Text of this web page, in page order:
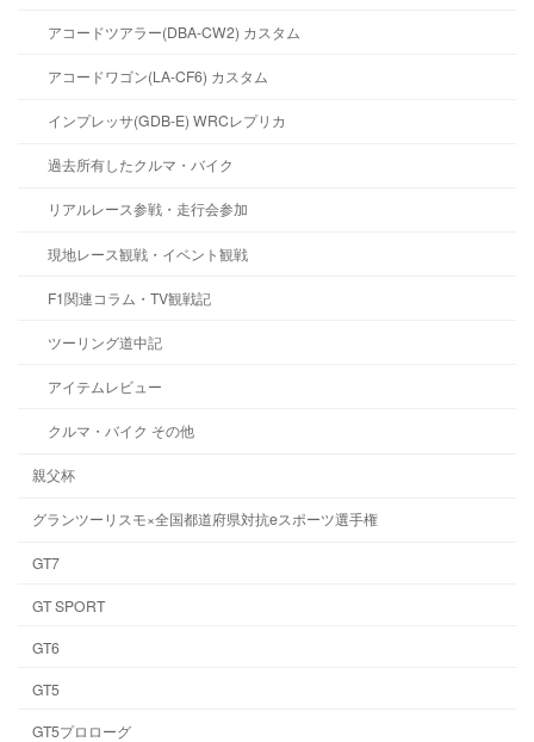
アコードツアラー(DBA-CW2) カスタム
アコードワゴン(LA-CF6) カスタム
インプレッサ(GDB-E) WRCレプリカ
過去所有したクルマ・バイク
リアルレース参戦・走行会参加
現地レース観戦・イベント観戦
F1関連コラム・TV観戦記
ツーリング道中記
アイテムレビュー
クルマ・バイク その他
親父杯
グランツーリスモ×全国都道府県対抗eスポーツ選手権
GT7
GT SPORT
GT6
GT5
GT5プロローグ